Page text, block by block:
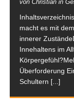
von Christian in
macht es mit
innerer
Innehaltens im
Überforderung
Schultern [...]